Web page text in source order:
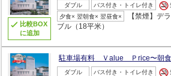
比較BOX
に追加
ダブル バス付き・トイレ付き
夕食× 翌朝食× 翌昼食×
【禁煙】デ
ブル（18平米）
駐車場有料 Ｖalue Ｐrice〜朝
ダブル バス付き・トイレ付き